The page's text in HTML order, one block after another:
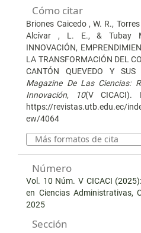
Cómo citar
Briones Caicedo , W. R.,
Alcívar , L. E., & Tubay
INNOVACIÓN,
LA TRANSFORMACIÓN DEL
CANTÓN QUEVEDO Y SUS
Magazine De Las Ciencias:
Innovación, 10(V CICACI).
https://revistas.utb.edu.ec/
ew/4064
Más formatos de cita
Número
Vol. 10 Núm. V CICACI
en Ciencias Administrativas,
2025
Sección